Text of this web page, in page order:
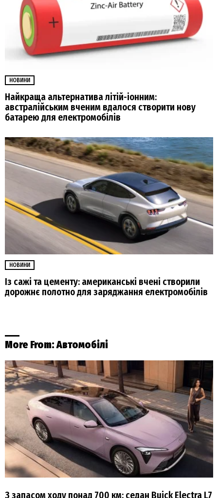
НОВИНИ
Найкраща альтернатива літій-іонним:
австралійським вченим вдалося створити нову
батарею для електромобілів
НОВИНИ
Із сажі та цементу: американські вчені створили
дорожнє полотно для заряджання електромобілів
More From:Автомобілі
З запасом ходу понад 700 км: седан Buick Electra L7